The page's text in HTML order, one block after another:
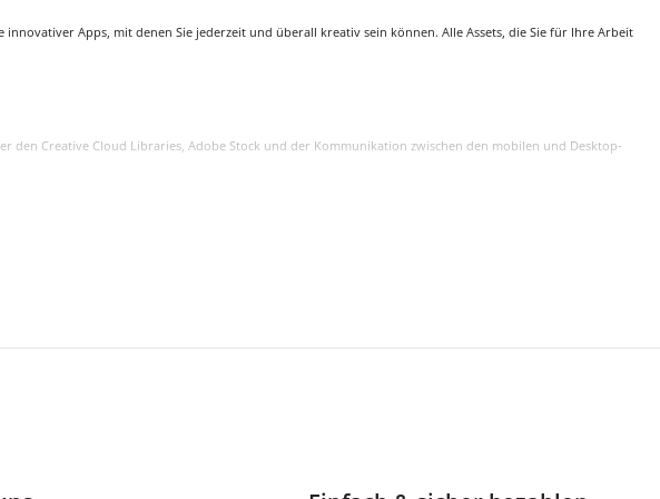
Apps, mit denen Sie jederzeit und überall kreativ sein können. Alle Assets, die Sie für Ihre Arbeit
den Creative Cloud Libraries, Adobe Stock und der Kommunikation zwischen den mobilen und Desktop-
Videos zugreifen.